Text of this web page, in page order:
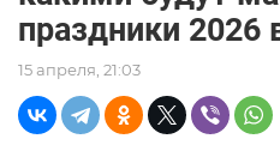
праздники 2026
15 апреля, 21:03